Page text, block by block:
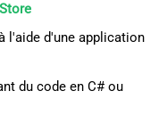
日本語
Français
l'aide d'une application
du code en C# ou